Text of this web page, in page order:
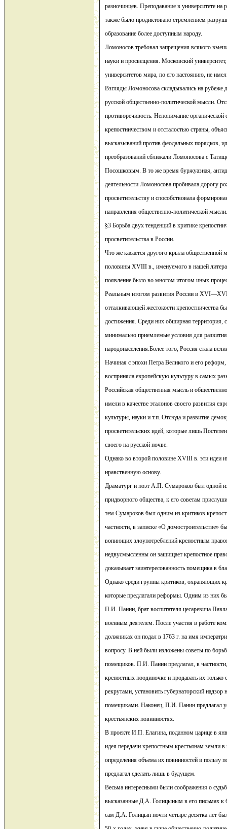
разночинцев. Преподавание в университете на
также было продиктовано стремлением
образование более доступным народу.
Ломоносов требовал запрещения всякого
науки и просвещения. Московский
университетов мира, по его настоянию, не
Взгляды Ломоносова складывались на рубеже
русской общественно-политической мысли.
противоречивость. Непонимание
крепостничеством и отсталостью страны,
высказываний против феодальных порядков,
преобразований сближали Ломоносова с
Посошковым. В то же время буржуазная,
деятельности Ломоносова пробивала дорогу
просветительству и способствовала
направления общественно-политической мысли.
§3 Борьба двух тенденций в критике
просветительства в России.
Что же касается другого крыла общественной
половины XVIII в., именуемого в нашей
появление было во многом итогом иных
Реальным итогом развития России в
отталкивающей жестокости крепостничества
достижения. Среди них обширная территория,
минимально приемлемые условия для
народонаселения.Более того, Россия стала
Начиная с эпохи Петра Великого и его реформ,
восприняла европейскую культуру в самых
Российская общественная мысль и
имели в качестве эталонов своего развития
культуры, науки и т.п. Отсюда и развитие
просветительских идей, которые лишь
своего на русской почве.
Однако во второй половине XVIII в. эти идеи
нравственную основу.
Драматург и поэт А.П. Сумароков был одной
придворного общества, к его советам
тем Сумароков был одним из критиков
частности, в записке «О домостроительстве»
вопиющих злоупотреблений крепостным
недвусмысленны он защищает крепостное
доказывает заинтересованность помещика в
Однако среди группы критиков, охраняющих
которые предлагали реформы. Одним из них
П.И. Панин, брат воспитателя цесаревича
военным деятелем. После участия в работе
должниках он подал в 1763 г. на имя
вопросу. В ней были изложены советы по
помещиков. П.И. Панин предлагал, в
крепостных поодиночке и продавать их только
рекрутами, установить губернаторский надзор
помещиками. Наконец, П.И. Панин предлагал
крестьянских повинностях.
В проекте И.П. Елагина, поданном царице в
идея передачи крепостным крестьянам земли в
определения объема их повинностей в пользу
предлагал сделать лишь в будущем.
Весьма интересными были соображения о
высказанные Д.А. Голицыным в его письмах к
сам Д.А. Голицын почти четыре десятка лет